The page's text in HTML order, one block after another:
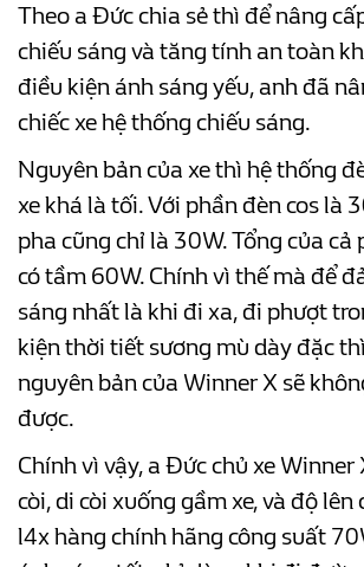
Theo a Đức chia sẻ thì để nâng
chiếu sáng và tăng tính an toàn
điều kiện ánh sáng yếu, anh đã
chiếc xe hệ thống chiếu sáng.
Nguyên bản của xe thì hệ thống
xe khá là tối. Với phần đèn cos là
pha cũng chỉ là 30W. Tổng của cả
có tầm 60W. Chính vì thế mà để
sáng nhất là khi đi xa, đi phượt
kiện thời tiết sương mù dày đặc
nguyên bản của Winner X sẽ
được.
Chính vì vậy, a Đức chủ xe Winner
còi, di còi xuống gầm xe, và độ
l4x hàng chính hãng công suất